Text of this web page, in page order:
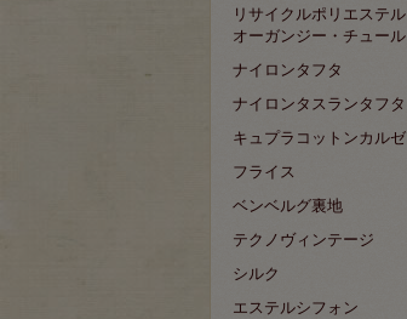
リサイクルポリエステル
オーガンジー・チュール
ナイロンタフタ
ナイロンタスランタフタ
キュプラコットンカルゼ
フライス
ベンベルグ裏地
テクノヴィンテージ
シルク
エステルシフォン